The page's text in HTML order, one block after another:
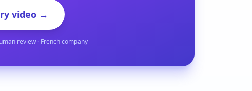
video →
review · French company